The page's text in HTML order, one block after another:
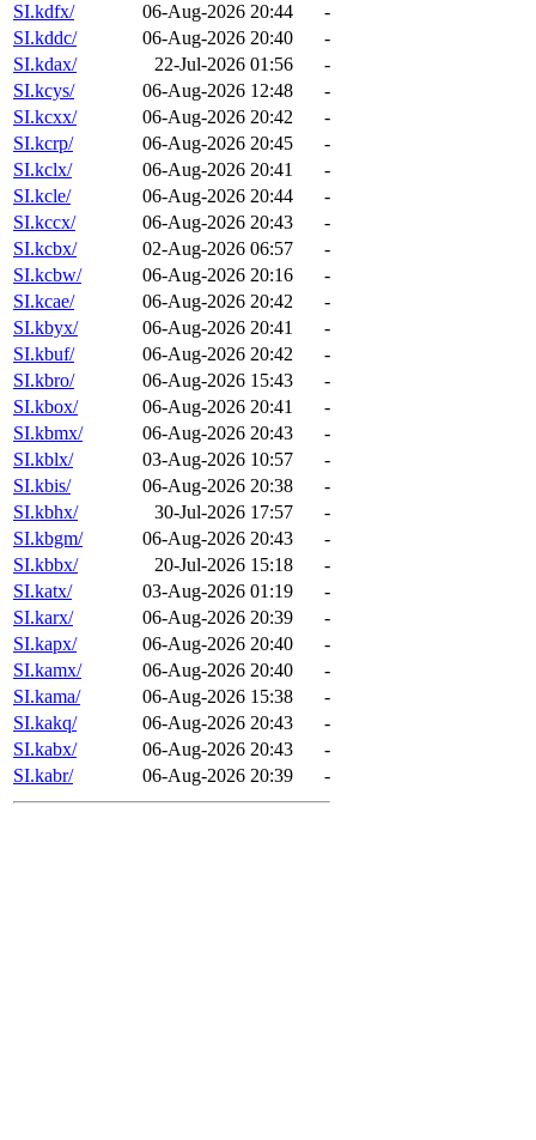
SI.kdfx/
06-Aug-2026 20:44
-
SI.kddc/
06-Aug-2026 20:40
-
SI.kdax/
22-Jul-2026 01:56
-
SI.kcys/
06-Aug-2026 12:48
-
SI.kcxx/
06-Aug-2026 20:42
-
SI.kcrp/
06-Aug-2026 20:45
-
SI.kclx/
06-Aug-2026 20:41
-
SI.kcle/
06-Aug-2026 20:44
-
SI.kccx/
06-Aug-2026 20:43
-
SI.kcbx/
02-Aug-2026 06:57
-
SI.kcbw/
06-Aug-2026 20:16
-
SI.kcae/
06-Aug-2026 20:42
-
SI.kbyx/
06-Aug-2026 20:41
-
SI.kbuf/
06-Aug-2026 20:42
-
SI.kbro/
06-Aug-2026 15:43
-
SI.kbox/
06-Aug-2026 20:41
-
SI.kbmx/
06-Aug-2026 20:43
-
SI.kblx/
03-Aug-2026 10:57
-
SI.kbis/
06-Aug-2026 20:38
-
SI.kbhx/
30-Jul-2026 17:57
-
SI.kbgm/
06-Aug-2026 20:43
-
SI.kbbx/
20-Jul-2026 15:18
-
SI.katx/
03-Aug-2026 01:19
-
SI.karx/
06-Aug-2026 20:39
-
SI.kapx/
06-Aug-2026 20:40
-
SI.kamx/
06-Aug-2026 20:40
-
SI.kama/
06-Aug-2026 15:38
-
SI.kakq/
06-Aug-2026 20:43
-
SI.kabx/
06-Aug-2026 20:43
-
SI.kabr/
06-Aug-2026 20:39 -